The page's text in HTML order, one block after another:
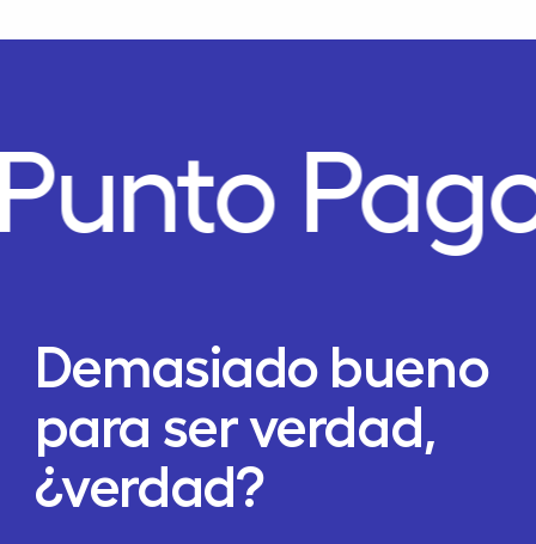
Demasiado bueno
para ser verdad,
¿verdad?